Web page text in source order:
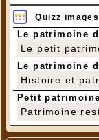
Quizz images
Le patrimoine
Le petit
Le patrimoine
Histoire et
Petit
Patrimoine